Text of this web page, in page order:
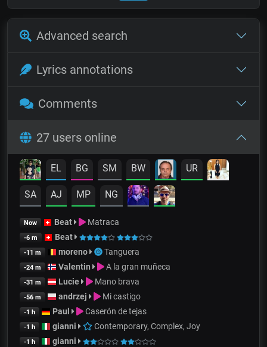
Advanced search
Lyrics annotations
Comments
27 users online
EL BG SM BW UR
SA AJ MP NG
Now Beat Matraca
-6 m Beat
-11 m moreno Tanguera
-24 m Valentin A la gran muñeca
-31 m Lucie Mano brava
-56 m andrzej Mi castigo
-1 h Paul Caserón de tejas
-1 h gianni Contemporary, Complex, Joy
-1 h gianni